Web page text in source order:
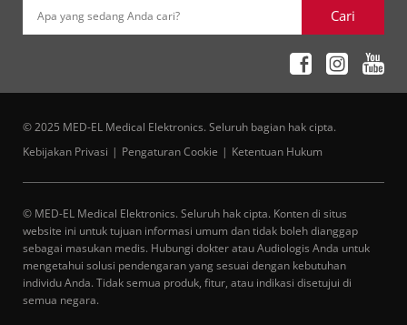
Apa yang sedang Anda cari? Cari
© 2025 MED-EL Medical Elektronics. Seluruh bagian hak cipta.
Kebijakan Privasi
Pengaturan Cookie Ketentuan Hukum
© MED-EL Medical Elektronics. Seluruh hak cipta. Konten di situs
website ini untuk tujuan informasi umum dan tidak boleh dianggap
sebagai masukan medis. Hubungi dokter atau Audiologis Anda untuk
mengetahui solusi pendengaran yang sesuai dengan kebutuhan
individu Anda. Tidak semua produk, fitur, atau indikasi disetujui di
semua negara.